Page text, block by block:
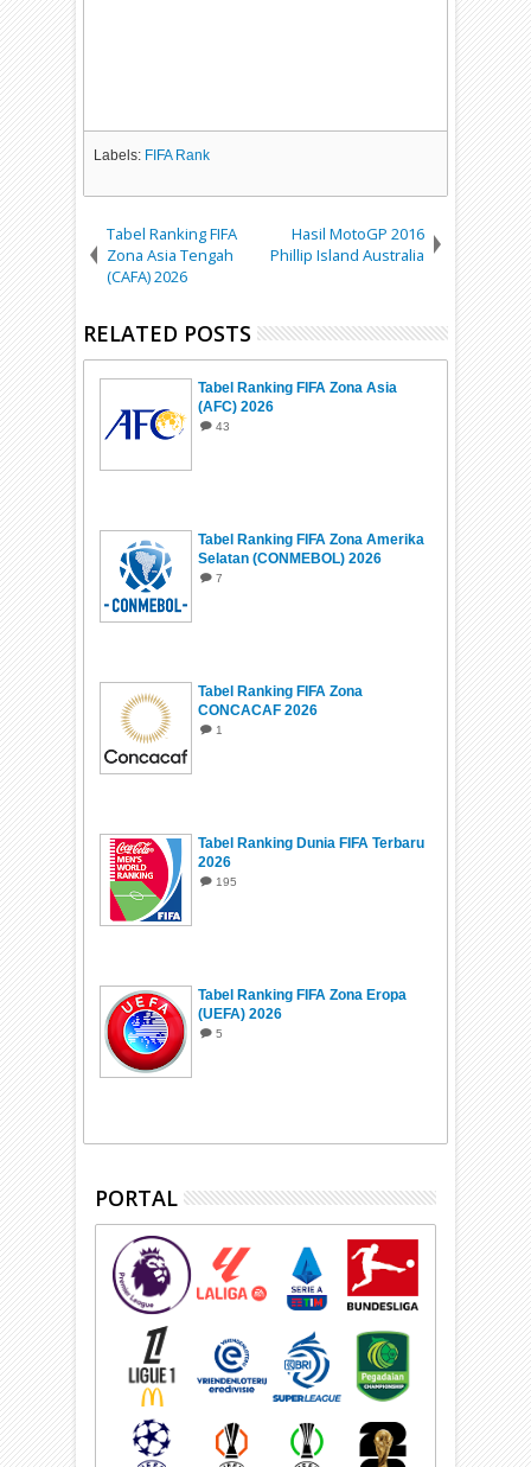
Labels: FIFA Rank
Tabel Ranking FIFA
Zona Asia Tengah
(CAFA) 2026
Hasil MotoGP 2016
Phillip Island Australia
RELATED POSTS
Tabel Ranking FIFA Zona Asia
(AFC) 2026
43
Tabel Ranking FIFA Zona Amerika
Selatan (CONMEBOL) 2026
7
Tabel Ranking FIFA Zona
CONCACAF 2026
1
Tabel Ranking Dunia FIFA Terbaru
2026
195
Tabel Ranking FIFA Zona Eropa
(UEFA) 2026
5
PORTAL